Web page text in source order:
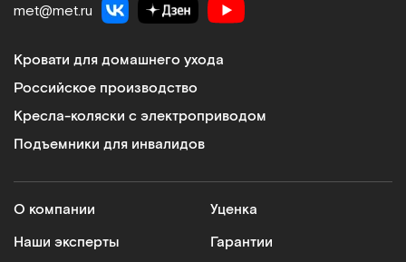
met@met.ru
Кровати для домашнего ухода
Российское производство
Кресла-коляски с электроприводом
Подъемники для инвалидов
О компании
Наши эксперты
Уценка
Гарантии